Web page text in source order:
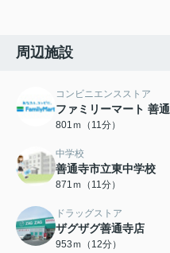
周辺施設
コンビニエンスストア
ファミリーマート 善
801ｍ（11分）
中学校
善通寺市立東中学校
871ｍ（11分）
ドラッグストア
ザグザグ善通寺店
953ｍ（12分）